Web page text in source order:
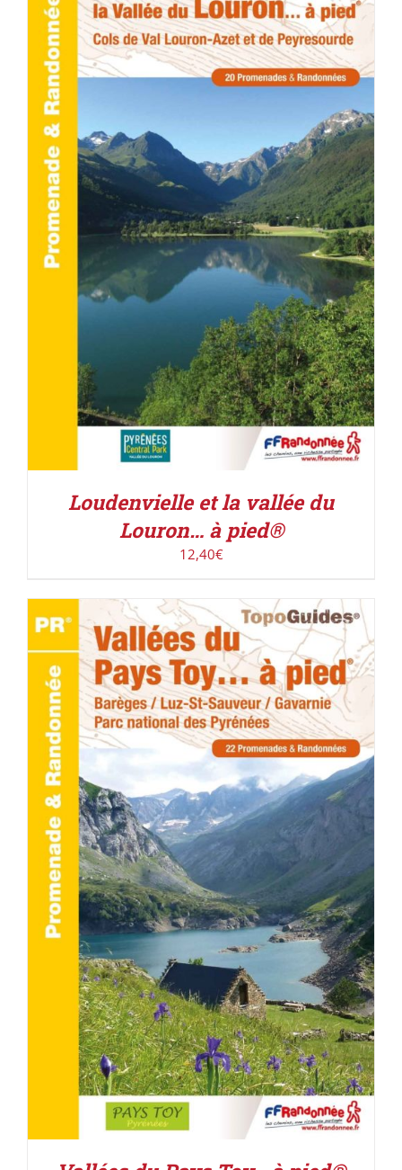
ACHETER LE PRODUIT / DÉTAILS
Loudenvielle et la vallée du
Louron… à pied®
12,40€
ACHETER LE PRODUIT DÉTAILS